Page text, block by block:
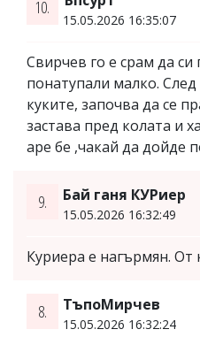
10.
15.05.2026 16:35:07
Свирчев го е срам да си
понатупали малко.
куките, започва да се
застава пред колата и
аре бе ,чакай да дойде
9. Бай ганя КУРиер
15.05.2026 16:32:49
Куриера е нагърмян.
8. ТъпоМирчев
15.05.2026 16:32:24